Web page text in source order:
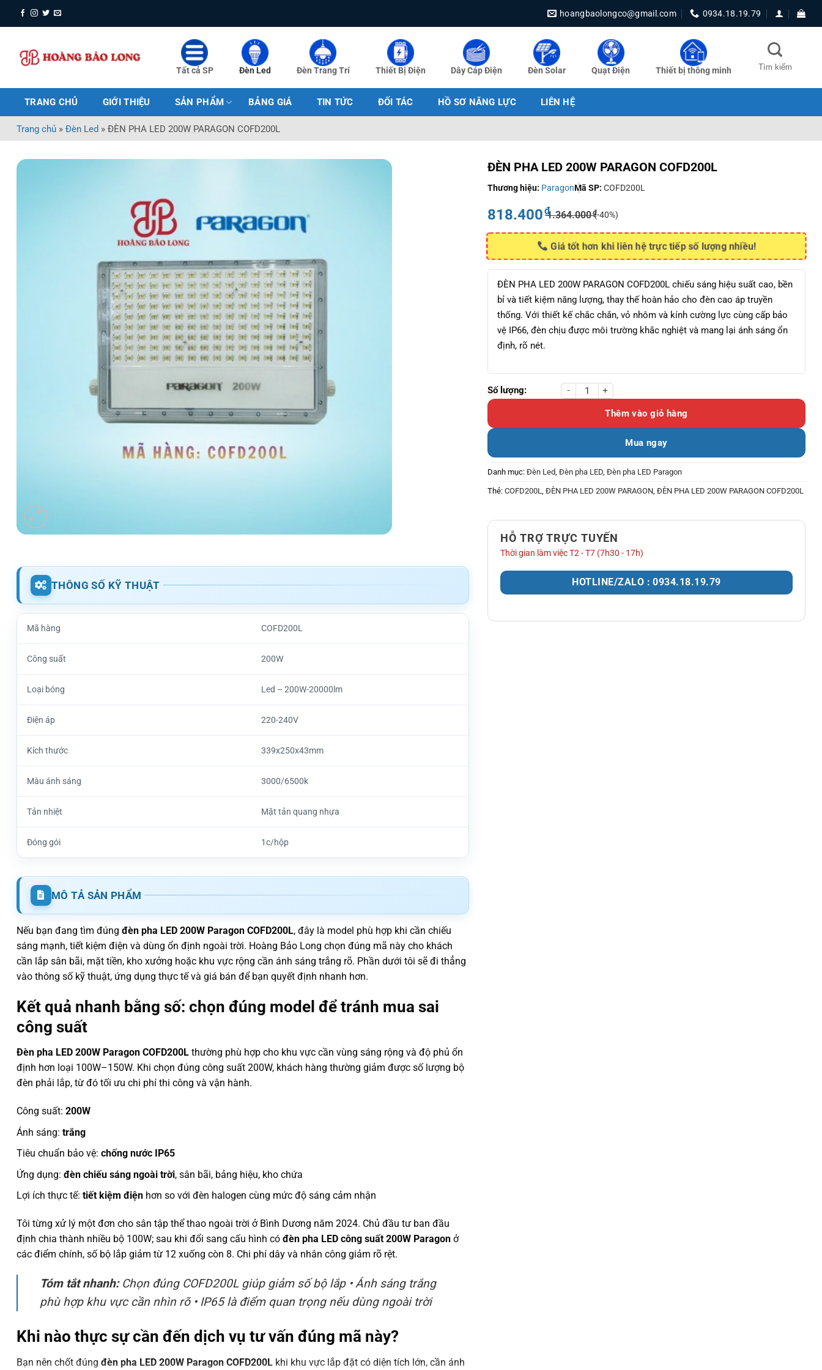
dung
hoangbaolongco@gmail.com 0934.18.19.79
Tất cả SP Đèn Led Đèn Trang Trí Thiết Bị Điện Dây Cáp Điện Đèn Solar Quạt Điện Thiết bị thông minh
TRANG CHỦ GIỚI THIỆU SẢN PHẨM BẢNG GIÁ TIN TỨC ĐỐI TÁC HỒ SƠ NĂNG LỰC LIÊN HỆ
Trang chủ » Đèn Led » ĐÈN PHA LED 200W PARAGON COFD200L
THÔNG SỐ KỸ THUẬT
Mã hàng COFD200L
Công suất 200W
Loại bóng Led – 200W-20000lm
Điện áp 220-240V
Kích thước 339x250x43mm
Màu ánh sáng 3000/6500k
Tản nhiệt Mặt tản quang nhựa
Đóng gói 1c/hộp
MÔ TẢ SẢN PHẨM
Nếu bạn đang tìm đúng đèn pha LED 200W Paragon COFD200L, đây là model phù hợp khi cần chiếu
sáng mạnh, tiết kiệm điện và dùng ổn định ngoài trời. Hoàng Bảo Long chọn đúng mã này cho khách
cần lắp sân bãi, mặt tiền, kho xưởng hoặc khu vực rộng cần ánh sáng trắng rõ. Phần dưới tôi sẽ đi thẳng
vào thông số kỹ thuật, ứng dụng thực tế và giá bán để bạn quyết định nhanh hơn.
Kết quả nhanh bằng số: chọn đúng model để tránh mua sai
công suất
Đèn pha LED 200W Paragon COFD200L thường phù hợp cho khu vực cần vùng sáng rộng và độ phủ ổn
định hơn loại 100W–150W. Khi chọn đúng công suất 200W, khách hàng thường giảm được số lượng bộ
đèn phải lắp, từ đó tối ưu chi phí thi công và vận hành.
Công suất: 200W
Ánh sáng: trắng
Tiêu chuẩn bảo vệ: chống nước IP65
Ứng dụng: đèn chiếu sáng ngoài trời, sân bãi, bảng hiệu, kho chứa
Lợi ích thực tế: tiết kiệm điện hơn so với đèn halogen cùng mức độ sáng cảm nhận
Tôi từng xử lý một đơn cho sân tập thể thao ngoài trời ở Bình Dương năm 2024. Chủ đầu tư ban đầu
định chia thành nhiều bộ 100W; sau khi đổi sang cấu hình có đèn pha LED công suất 200W Paragon ở
các điểm chính, số bộ lắp giảm từ 12 xuống còn 8. Chi phí dây và nhân công giảm rõ rệt.
Tóm tắt nhanh:Chọn đúng COFD200L giúp giảm số bộ lắp • Ánh sáng trắng
phù hợp khu vực cần nhìn rõ • IP65 là điểm quan trọng nếu dùng ngoài trời
Khi nào thực sự cần đến dịch vụ tư vấn đúng mã này?
Bạn nên chốt đúng đèn pha LED 200W Paragon COFD200L khi khu vực lắp đặt có diện tích lớn, cần ánh
ĐÈN PHA LED 200W PARAGON COFD200L
Thương hiệu: ParagonMã SP: COFD200L
818.400₫1.364.000₫(-40%)
Giá tốt hơn khi liên hệ trực tiếp số lượng nhiều!
ĐÈN PHA LED 200W PARAGON COFD200L chiếu sáng hiệu suất cao, bền
bỉ và tiết kiệm năng lượng, thay thế hoàn hảo cho đèn cao áp truyền
thống. Với thiết kế chắc chắn, vỏ nhôm và kính cường lực cùng cấp bảo
vệ IP66, đèn chịu được môi trường khắc nghiệt và mang lại ánh sáng ổn
định, rõ nét.
ĐÈN PHA LED 200W PARAGON COFD200L số lượng
Thêm vào giỏ hàng
Mua ngay
Danh mục: Đèn Led Đèn pha LED Đèn pha LED Paragon
Thẻ: COFD200L ĐÈN PHA LED 200W PARAGON ĐÈN PHA LED 200W PARAGON COFD200L
HỖ TRỢ TRỰC TUYẾN
Thời gian làm việc T2 - T7 (7h30 - 17h)
HOTLINE/ZALO : 0934.18.19.79